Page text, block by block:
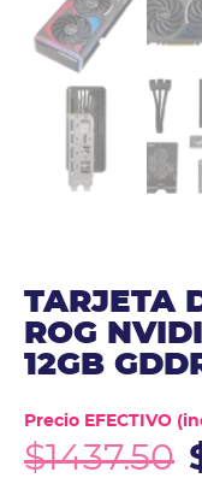
TARJETA
ROG
12GB
Precio EFECTIVO
$1437.50